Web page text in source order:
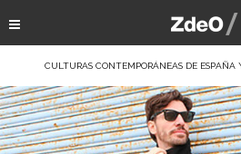
CULTURAS CONTEMPORÁNEAS DE